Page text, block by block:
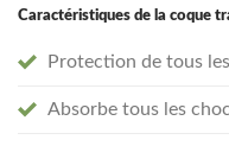
Caractéristiques de la coque
Protection de tous
Absorbe tous les